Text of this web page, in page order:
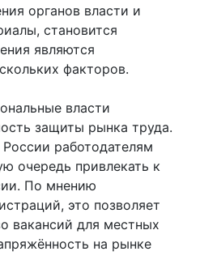
органов власти и
становится
являются
факторов.
власти
защиты рынка труда.
работодателям
очередь привлекать к
По мнению
это позволяет
вакансий для местных
на рынке